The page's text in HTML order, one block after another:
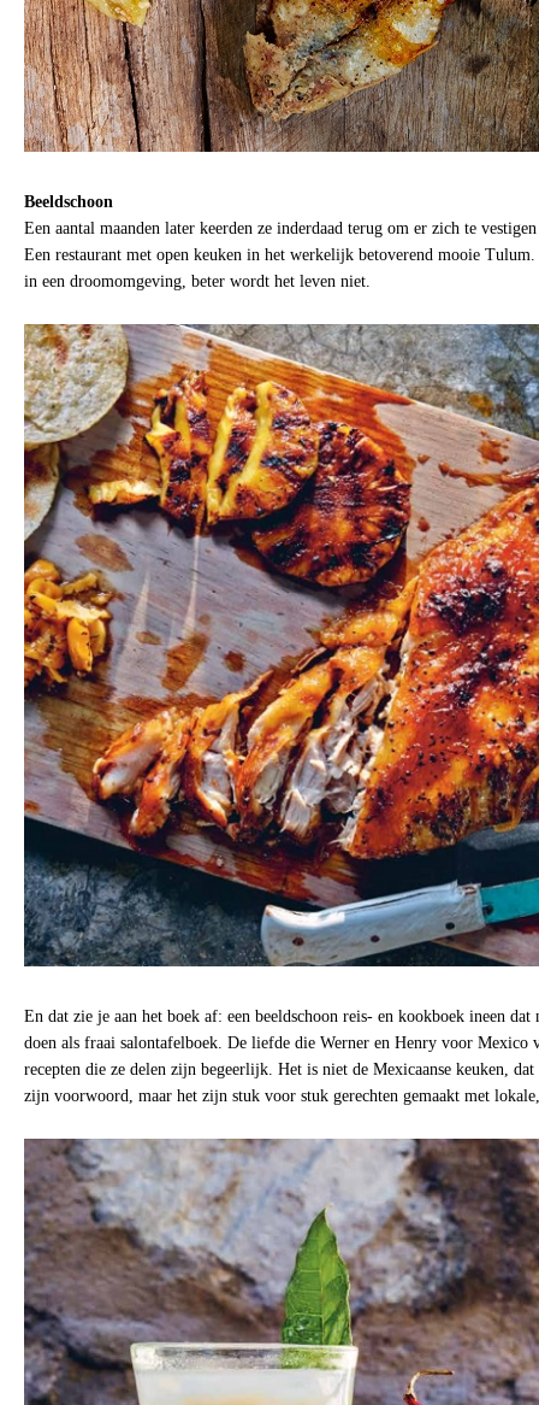
Beeldschoon
Een aantal maanden later keerden ze inderdaad terug om er zich te
Een restaurant met open keuken in het werkelijk betoverend mooie Tulum.
in een droomomgeving, beter wordt het leven niet.
En dat zie je aan het boek af: een beeldschoon reis- en kookboek ineen
doen als fraai salontafelboek. De liefde die Werner en Henry voor Mexico
recepten die ze delen zijn begeerlijk. Het is niet de Mexicaanse keuken,
zijn voorwoord, maar het zijn stuk voor stuk gerechten gemaakt met